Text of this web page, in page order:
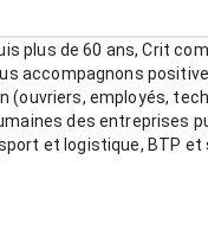
plus de 60 ans, Crit
accompagnons
employés,
des entreprises
et logistique, BTP et